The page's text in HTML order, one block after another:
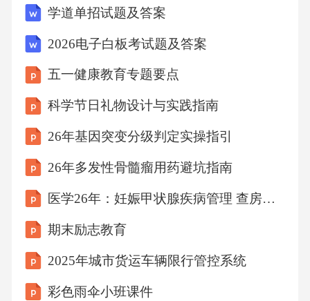
理解程度记录学生参与与时钟相关的教学活
动，如拨钟游戏、时间猜谜等，评估其学习热
情和参与度。学生参与课堂活动的积极性学生
作品评价标准学生制作的时钟或时间相关作品
是否准确，能否正确反映所学的时间知识。准
确性学生是否能够运用所学知识，创作出富有
的外观是否整洁、美观，色彩搭配是否协调。
美观性课后知识小测试题设计一些与时钟指针
和基础时间单位相关的选择题或填空题，检验
学生的基础知识。基础题应用题拓展题
学道单招试题及答案
2026电子白板考试题及答案
五一健康教育专题要点
科学节日礼物设计与实践指南
26年基因突变分级判定实操指引
26年多发性骨髓瘤用药避坑指南
医学26年：妊娠甲状腺疾病管理 查房课件
期末励志教育
2025年城市货运车辆限行管控系统
彩色雨伞小班课件